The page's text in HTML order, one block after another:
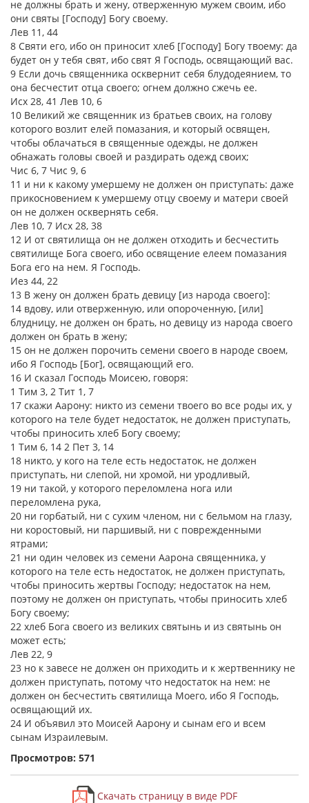
не должны брать и жену, отверженную мужем своим, ибо
они святы [Господу] Богу своему.
Лев 11, 44
8 Святи его, ибо он приносит хлеб [Господу] Богу твоему: да
будет он у тебя свят, ибо свят Я Господь, освящающий вас.
9 Если дочь священника осквернит себя блудодеянием, то
она бесчестит отца своего; огнем должно сжечь ее.
Исх 28, 41 Лев 10, 6
10 Великий же священник из братьев своих, на голову
которого возлит елей помазания, и который освящен,
чтобы облачаться в священные одежды, не должен
обнажать головы своей и раздирать одежд своих;
Чис 6, 7 Чис 9, 6
11 и ни к какому умершему не должен он приступать: даже
прикосновением к умершему отцу своему и матери своей
он не должен осквернять себя.
Лев 10, 7 Исх 28, 38
12 И от святилища он не должен отходить и бесчестить
святилище Бога своего, ибо освящение елеем помазания
Бога его на нем. Я Господь.
Иез 44, 22
13 В жену он должен брать девицу [из народа своего]:
14 вдову, или отверженную, или опороченную, [или]
блудницу, не должен он брать, но девицу из народа своего
должен он брать в жену;
15 он не должен порочить семени своего в народе своем,
ибо Я Господь [Бог], освящающий его.
16 И сказал Господь Моисею, говоря:
1 Тим 3, 2 Тит 1, 7
17 скажи Аарону: никто из семени твоего во все роды их, у
которого на теле будет недостаток, не должен приступать,
чтобы приносить хлеб Богу своему;
1 Тим 6, 14 2 Пет 3, 14
18 никто, у кого на теле есть недостаток, не должен
приступать, ни слепой, ни хромой, ни уродливый,
19 ни такой, у которого переломлена нога или
переломлена рука,
20 ни горбатый, ни с сухим членом, ни с бельмом на глазу,
ни коростовый, ни паршивый, ни с поврежденными
ятрами;
21 ни один человек из семени Аарона священника, у
которого на теле есть недостаток, не должен приступать,
чтобы приносить жертвы Господу; недостаток на нем,
поэтому не должен он приступать, чтобы приносить хлеб
Богу своему;
22 хлеб Бога своего из великих святынь и из святынь он
может есть;
Лев 22, 9
23 но к завесе не должен он приходить и к жертвеннику не
должен приступать, потому что недостаток на нем: не
должен он бесчестить святилища Моего, ибо Я Господь,
освящающий их.
24 И объявил это Моисей Аарону и сынам его и всем
сынам Израилевым.
Просмотров: 571
Скачать страницу в виде PDF